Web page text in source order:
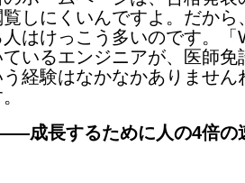
しにくいんですよ。だから
はけっこう多いのです。「
いるエンジニアが、医師免
経験はなかなかありません
成長するために人の4倍の